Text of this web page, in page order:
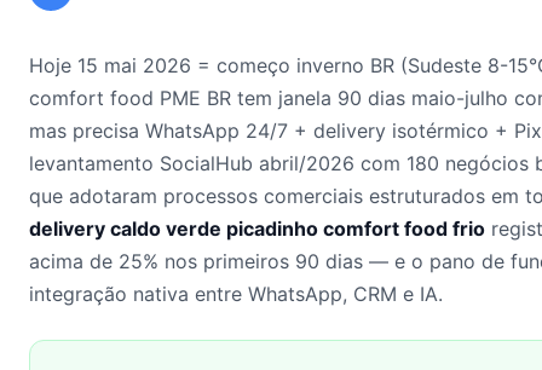
Hoje 15 mai 2026 = começo inverno BR (Sudeste 8-
comfort food PME BR tem janela 90 dias maio-julho
mas precisa WhatsApp 24/7 + delivery isotérmico +
levantamento SocialHub abril/2026 com 180 negócios
que adotaram processos comerciais estruturados em
delivery caldo verde picadinho comfort food frio
acima de 25% nos primeiros 90 dias — e o pano de
integração nativa entre WhatsApp, CRM e IA.